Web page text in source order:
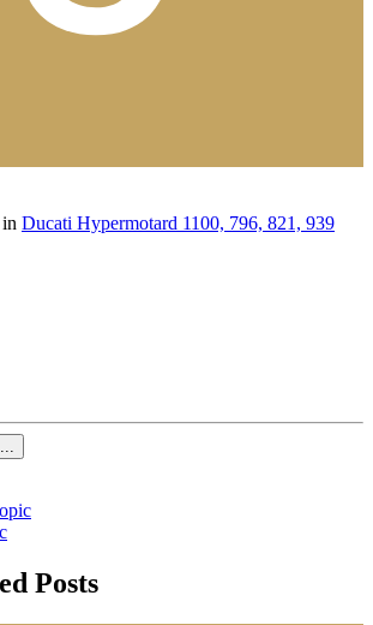
in Ducati Hypermotard 1100, 796, 821, 939
Posts